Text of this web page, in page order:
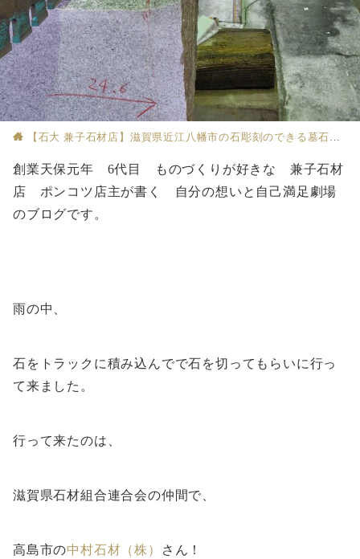
【石大 兼子石材店】滋賀県近江八幡市の石彫刻のできる墓石店
創業天保元年 6代目 ものづくりが好きな 兼子石材
店 ポンコツ店主が書く 自分の想いと自己満足劇場
のブログです。
雨の中、
石をトラックに積み込んでで石を切ってもらいに行っ
て来ました。
行って来たのは、
滋賀県石材組合連合会の仲間で、
高島市の中村石材（株） さん！